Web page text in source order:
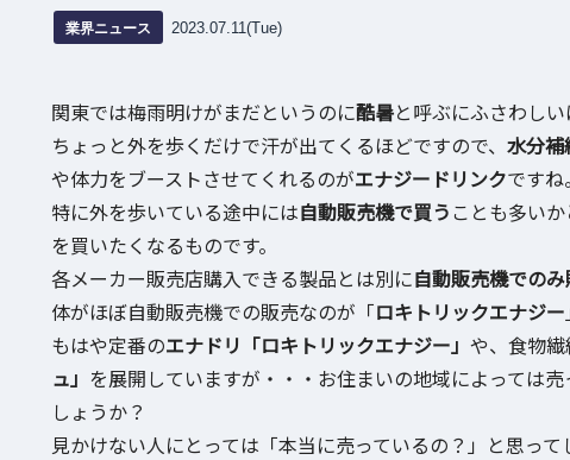
業界ニュース 2023.07.11(Tue)
関東では梅雨明けがまだというのに酷暑と呼ぶにふさわし
ちょっと外を歩くだけで汗が出てくるほどですので、 水分補
や体力をブーストさせてくれるのがエナジードリンクですね。
特に外を歩いている途中には自動販売機で買う ことも多い
を買いたくなるものです。
各メーカー販売店購入できる製品とは別に自動販売機での
体がほぼ自動販売機での販売なのが「ロキトリックエナジー
もはや定番のエナドリ「ロキトリックエナジー」 や、食物
ュ」 を展開していますが・・・お住まいの地域によっては
しょうか？
見かけない人にとっては「本当に売っているの？」と思っ